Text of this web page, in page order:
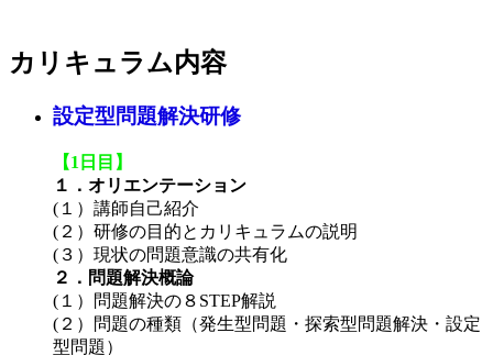
カリキュラム内容
設定型問題解決研修
【1日目】
１．オリエンテーション
(１）講師自己紹介
(２）研修の目的とカリキュラムの説明
(３）現状の問題意識の共有化
２．問題解決概論
(１）問題解決の８STEP解説
(２）問題の種類（発生型問題・探索型問題解決・設定
型問題）